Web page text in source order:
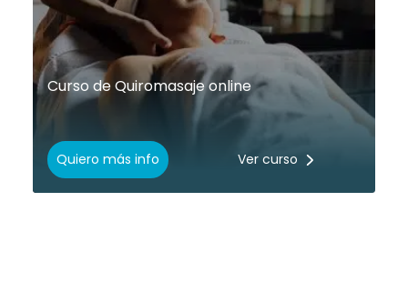
Curso de Quiromasaje online
Quiero más info Ver curso